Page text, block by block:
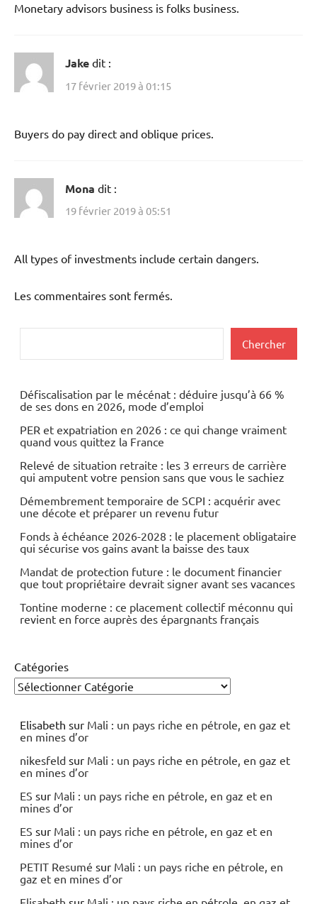
Monetary advisors business is folks business.
Jake dit :
17 février 2019 à 01:15
Buyers do pay direct and oblique prices.
Mona dit :
19 février 2019 à 05:51
All types of investments include certain dangers.
Les commentaires sont fermés.
Chercher
Défiscalisation par le mécénat : déduire jusqu’à 66 %
de ses dons en 2026, mode d’emploi
PER et expatriation en 2026 : ce qui change vraiment
quand vous quittez la France
Relevé de situation retraite : les 3 erreurs de carrière
qui amputent votre pension sans que vous le sachiez
Démembrement temporaire de SCPI : acquérir avec
une décote et préparer un revenu futur
Fonds à échéance 2026-2028 : le placement obligataire
qui sécurise vos gains avant la baisse des taux
Mandat de protection future : le document financier
que tout propriétaire devrait signer avant ses vacances
Tontine moderne : ce placement collectif méconnu qui
revient en force auprès des épargnants français
Catégories
Elisabeth sur Mali : un pays riche en pétrole, en gaz et
en mines d’or
nikesfeld sur Mali : un pays riche en pétrole, en gaz et
en mines d’or
ES sur Mali : un pays riche en pétrole, en gaz et en
mines d’or
ES sur Mali : un pays riche en pétrole, en gaz et en
mines d’or
PETIT Resumé sur Mali : un pays riche en pétrole, en
gaz et en mines d’or